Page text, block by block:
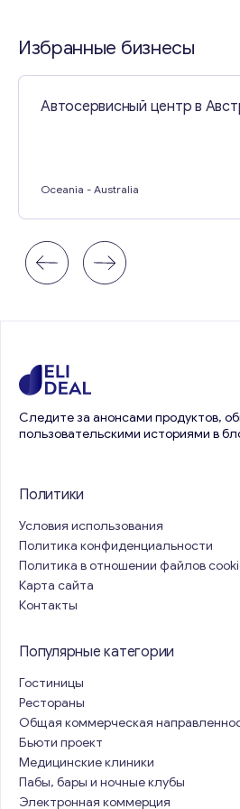
Избранные бизнесы
Автосервисный центр в
Oceania - Australia
Следите за анонсами продуктов,
пользовательскими историями в
Политики
Условия использования
Политика конфиденциальности
Политика в отношении файлов
Карта сайта
Контакты
Популярные категории
Гостиницы
Рестораны
Общая коммерческая
Бьюти проект
Медицинские клиники
Пабы, бары и ночные клубы
Электронная коммерция